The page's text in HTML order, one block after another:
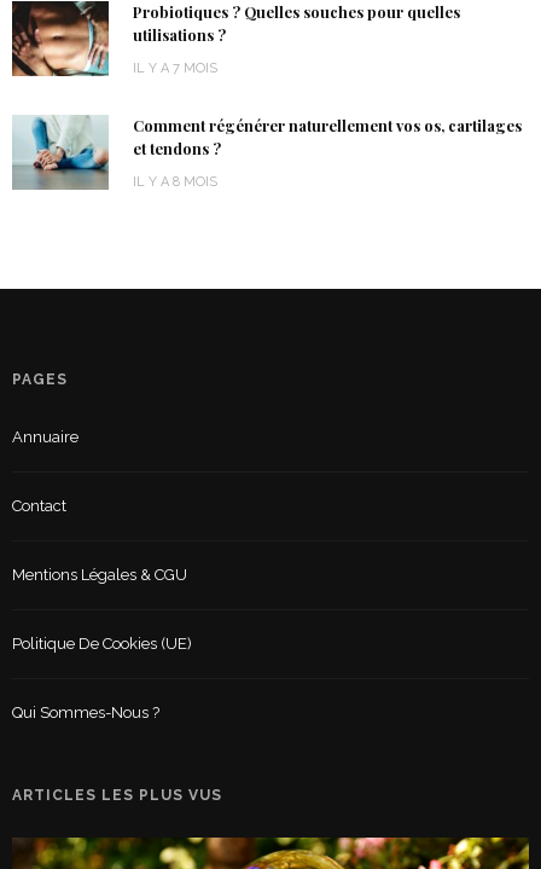
Probiotiques ? Quelles souches pour quelles
utilisations ?
IL Y A 7 MOIS
Comment régénérer naturellement vos os, cartilages
et tendons ?
IL Y A 8 MOIS
PAGES
Annuaire
Contact
Mentions Légales & CGU
Politique De Cookies (UE)
Qui Sommes-Nous ?
ARTICLES LES PLUS VUS